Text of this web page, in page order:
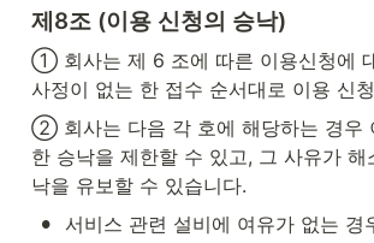
제8조 (이용 신청의 승낙)
① 회사는 제 6 조에 따른 이용신청에
사정이 없는 한 접수 순서대로 이용 신
② 회사는 다음 각 호에 해당하는 경우
한 승낙을 제한할 수 있고, 그 사유가 해
낙을 유보할 수 있습니다.
• 서비스 관련 설비에 여유가 없는 경